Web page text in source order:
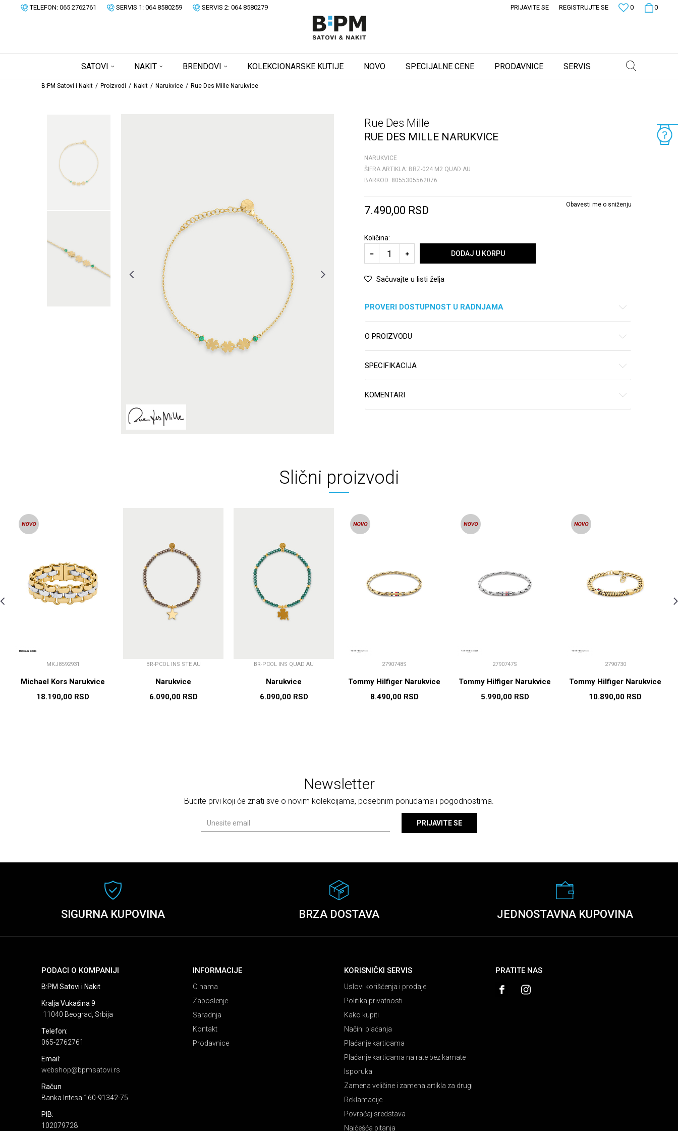
TELEFON: 065 2762761 SERVIS 1: 064 8580259 SERVIS 2: 064 8580279 0
0
PRIJAVITE SE REGISTRUJTE SE
SATOVI NAKIT BRENDOVI KOLEKCIONARSKE KUTIJE NOVO SPECIJALNE CENE PRODAVNICE SERVIS
B:PM Satovi i Nakit Proizvodi Nakit Narukvice Rue Des Mille Narukvice
Rue Des Mille
RUE DES MILLE NARUKVICE
NARUKVICE
ŠIFRA ARTIKLA: BRZ-024 M2 QUAD AU
BARKOD: 8055305562076
7.490,00 RSD Obavesti me o sniženju
Količina:
DODAJ U KORPU
Sačuvajte u listi želja
PROVERI DOSTUPNOST U RADNJAMA
O PROIZVODU
SPECIFIKACIJA
KOMENTARI
Slični proizvodi
MKJ8592931
Michael Kors Narukvice
18.190,00 RSD
BR-PCOL INS STE AU
Narukvice
6.090,00 RSD
BR-PCOL INS QUAD AU
Narukvice
6.090,00 RSD
2790748S
Tommy Hilfiger Narukvice
8.490,00 RSD
2790747S
Tommy Hilfiger Narukvice
5.990,00 RSD
2790730
Tommy Hilfiger Narukvice
10.890,00 RSD
Newsletter
Budite prvi koji će znati sve o novim kolekcijama, posebnim ponudama i pogodnostima.
PRIJAVITE SE
SIGURNA KUPOVINA BRZA DOSTAVA JEDNOSTAVNA KUPOVINA
PODACI O KOMPANIJI
B:PM Satovi i Nakit
Kralja Vukašina 9
11040 Beograd, Srbija
Telefon:
065-2762761
Email:
webshop@bpmsatovi.rs
Račun
Banka Intesa 160-91342-75
PIB:
102079728
INFORMACIJE
O nama
Zaposlenje
Saradnja
Kontakt
Prodavnice
KORISNIČKI SERVIS
Uslovi korišćenja i prodaje
Politika privatnosti
Kako kupiti
Načini plaćanja
Plaćanje karticama
Plaćanje karticama na rate bez kamate
Isporuka
Zamena veličine i zamena artikla za drugi
Reklamacije
Povraćaj sredstava
Najčešća pitanja
PRATITE NAS